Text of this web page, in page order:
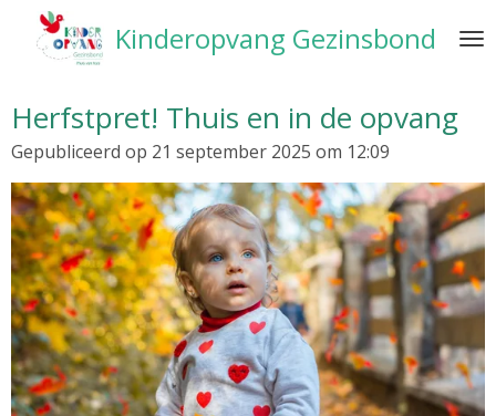
direct
hoofdinhoud
Kinderopvang Gezinsbond
Herfstpret! Thuis en in de opvang
Gepubliceerd op 21 september 2025 om 12:09